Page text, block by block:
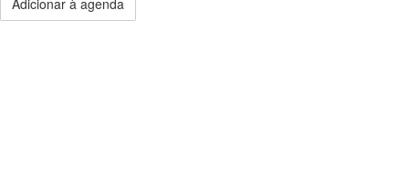
Adicionar à agenda